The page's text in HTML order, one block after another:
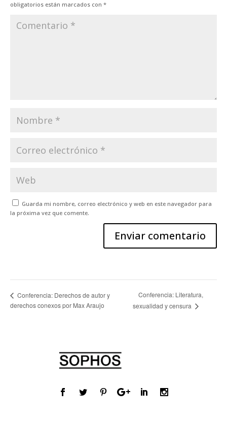
obligatorios están marcados con *
Guarda mi nombre, correo electrónico y web en este navegador para
la próxima vez que comente.
Conferencia: Derechos de autor y
derechos conexos por Max Araujo
Conferencia: Literatura,
sexualidad y censura